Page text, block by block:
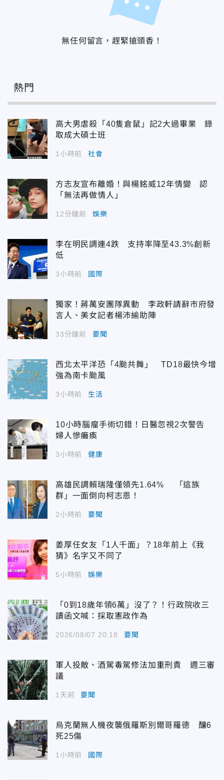
無任何留言，趕緊搶頭香！
熱門
高大男虐殺「40隻倉鼠」記2大過畢業 錄
取成大碩士班
1小時前 社會
方志友宣布離婚！與楊銘威12年情變 認
「無法再做情人」
12分鐘前 娛樂
李在明民調連4跌 支持率降至43.3%創新
低
3小時前 國際
獨家！蔣萬安團隊異動 李政軒請辭市府發
言人、美女記者楊沛緰助陣
33分鐘前 要聞
西北太平洋恐「4颱共舞」 TD18最快今增
強為南卡颱風
3小時前 生活
10小時腦瘤手術切錯！日醫忽視2次警告
婦人慘癱瘓
3小時前 健康
高雄民調賴瑞隆僅領先1.64% 「這族
群」一面倒向柯志恩！
2小時前 要聞
姜厚任女友「1人千面」？18年前上《我
猜》名字又不同了
5小時前 娛樂
「0到18歲年領6萬」沒了？！行政院收三
讀函文喊：採取憲政作為
2026/08/07 20:18 要聞
軍人投敵、酒駕毒駕修法加重刑責 週三審
議
1天前 要聞
烏克蘭無人機夜襲俄羅斯別爾哥羅德 釀6
死25傷
1小時前 國際